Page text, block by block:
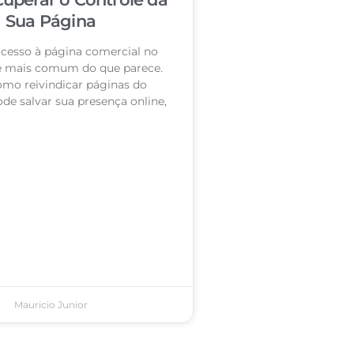
Sua Página
à página comercial no
mais comum do que parece.
reivindicar páginas do
salvar sua presença online,
Mauricio Junior